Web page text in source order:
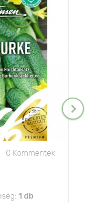
0 Kommentek
1 db